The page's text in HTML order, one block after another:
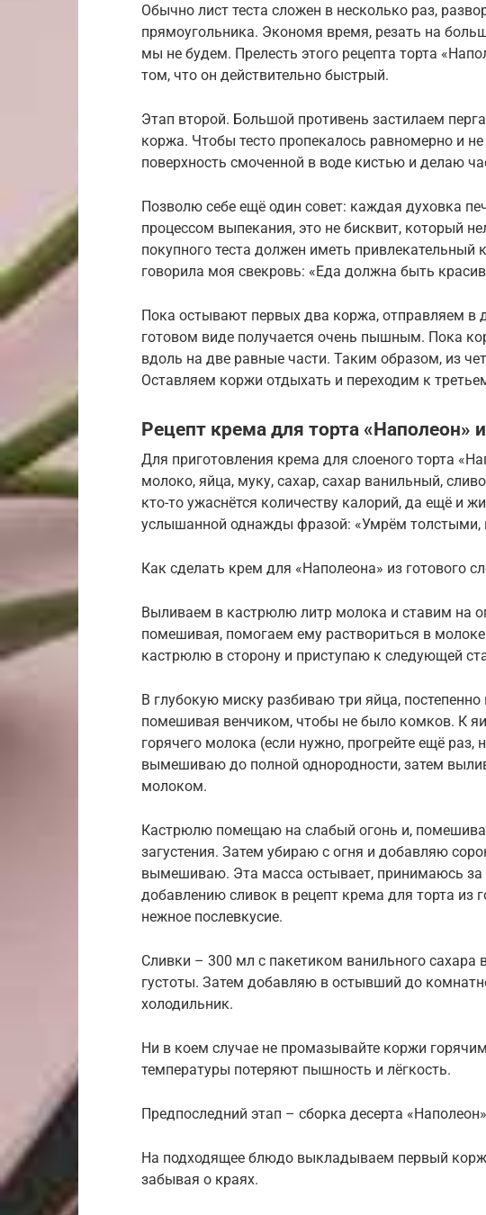
Обычно лист теста сложен в несколько раз,
прямоугольника. Экономя время, резать на
мы не будем. Прелесть этого рецепта торта
том, что он действительно быстрый.
Этап второй. Большой противень застилаем
коржа. Чтобы тесто пропекалось равномерно и
поверхность смоченной в воде кистью и делаю
Позволю себе ещё один совет: каждая духовка
процессом выпекания, это не бисквит, который
покупного теста должен иметь привлекательный
говорила моя свекровь: «Еда должна быть
Пока остывают первых два коржа, отправляем в
готовом виде получается очень пышным. Пока
вдоль на две равные части. Таким образом, из
Оставляем коржи отдыхать и переходим к
Рецепт крема для торта «Наполеон»
Для приготовления крема для слоеного торта
молоко, яйца, муку, сахар, сахар ванильный,
кто-то ужаснётся количеству калорий, да ещё и
услышанной однажды фразой: «Умрём толстыми,
Как сделать крем для «Наполеона» из готового
Выливаем в кастрюлю литр молока и ставим на
помешивая, помогаем ему раствориться в
кастрюлю в сторону и приступаю к следующей
В глубокую миску разбиваю три яйца,
помешивая венчиком, чтобы не было комков. К
горячего молока (если нужно, прогрейте ещё
вымешиваю до полной однородности, затем
молоком.
Кастрюлю помещаю на слабый огонь и,
загустения. Затем убираю с огня и добавляю
вымешиваю. Эта масса остывает, принимаюсь за
добавлению сливок в рецепт крема для торта из
нежное послевкусие.
Сливки – 300 мл с пакетиком ванильного
густоты. Затем добавляю в остывший до
холодильник.
Ни в коем случае не промазывайте коржи
температуры потеряют пышность и лёгкость.
Предпоследний этап – сборка десерта
На подходящее блюдо выкладываем первый
забывая о краях.